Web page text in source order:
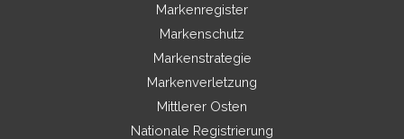
Markenregister
Markenschutz
Markenstrategie
Markenverletzung
Mittlerer Osten
Nationale Registrierung